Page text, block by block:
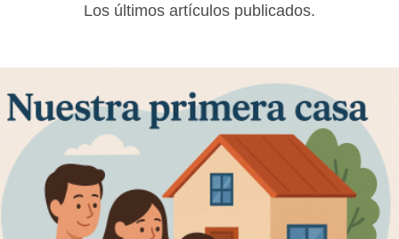
Los últimos artículos publicados.